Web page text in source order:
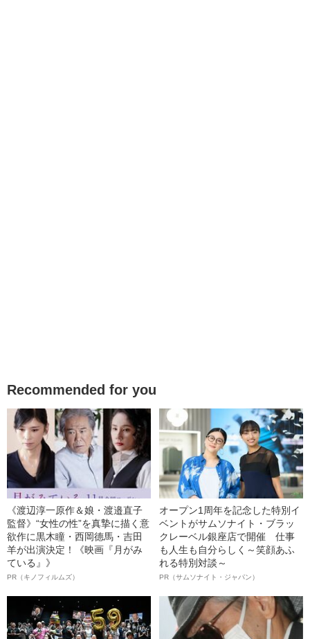
Recommended for you
《渡辺淳一原作＆娘・渡邉直子
監督》“女性の性”を真摯に描く意
欲作に黒木瞳・西岡德馬・吉田
羊が出演決定！《映画『月がみ
ている』》
PR（キノフィルムズ）
オープン1周年を記念した特別イ
ベントがサムソナイト・ブラッ
クレーベル銀座店で開催 仕事
も人生も自分らしく～笑顔あふ
れる特別対談～
PR（サムソナイト・ジャパン）